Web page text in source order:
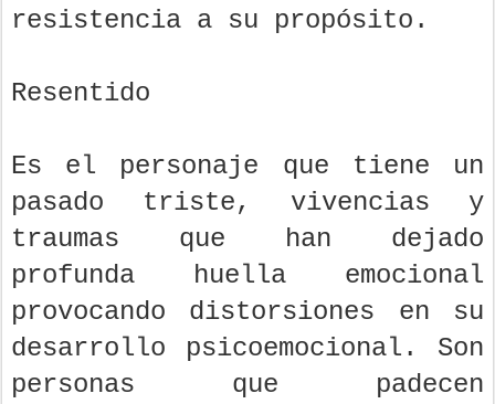
resistencia a su propósito.
Resentido
Es el personaje que tiene un
pasado triste, vivencias y
traumas que han dejado
profunda huella emocional
provocando distorsiones en su
desarrollo psicoemocional. Son
personas que padecen